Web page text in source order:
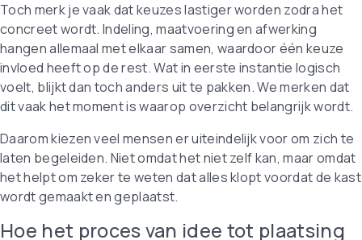
Toch merk je vaak dat keuzes lastiger worden zodra het
concreet wordt. Indeling, maatvoering en afwerking
hangen allemaal met elkaar samen, waardoor één keuze
invloed heeft op de rest. Wat in eerste instantie logisch
voelt, blijkt dan toch anders uit te pakken. We merken dat
dit vaak het moment is waarop overzicht belangrijk wordt.
Daarom kiezen veel mensen er uiteindelijk voor om zich te
laten begeleiden. Niet omdat het niet zelf kan, maar omdat
het helpt om zeker te weten dat alles klopt voordat de kast
wordt gemaakt en geplaatst.
Hoe het proces van idee tot plaatsing